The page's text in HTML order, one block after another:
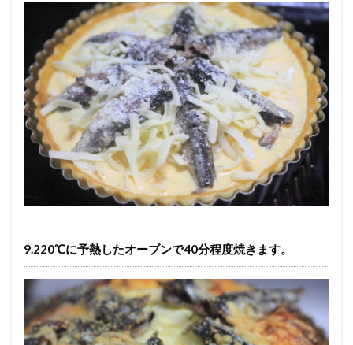
9.220℃に予熱したオーブンで40分程度焼きます。